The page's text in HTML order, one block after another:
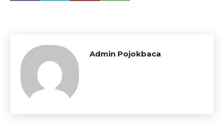
Admin Pojokbaca